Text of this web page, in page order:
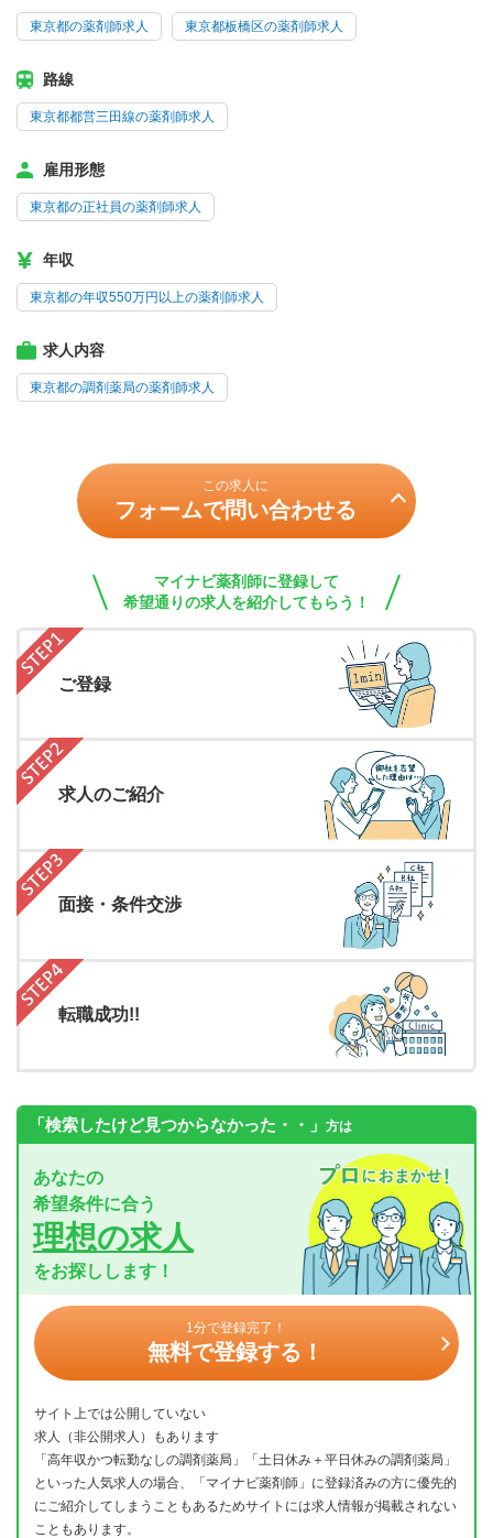
東京都の薬剤師求人 東京都板橋区の薬剤師求人
路線
東京都都営三田線の薬剤師求人
雇用形態
東京都の正社員の薬剤師求人
年収
東京都の年収550万円以上の薬剤師求人
求人内容
東京都の調剤薬局の薬剤師求人
この求人に
フォームで問い合わせる
マイナビ薬剤師に登録して
希望通りの求人を紹介してもらう！
ご登録
求人のご紹介
面接・条件交渉
転職成功!!
「検索したけど見つからなかった・・」 方は
あなたの
希望条件に合う
理想の求人
をお探しします！
1分で登録完了！
無料で登録する！
サイト上では公開していない
求人（非公開求人）もあります
「高年収かつ転勤なしの調剤薬局」「土日休み＋平日休みの調剤薬局」
といった人気求人の場合、「マイナビ薬剤師」に登録済みの方に優先的
にご紹介してしまうこともあるためサイトには求人情報が掲載されない
こともあります。